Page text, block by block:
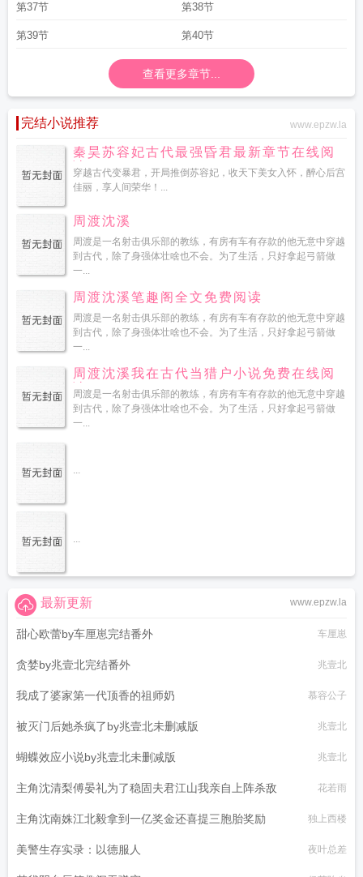
第37节 第38节
第39节 第40节
查看更多章节...
完结小说推荐 www.epzw.la
秦昊苏容妃古代最强昏君最新章节在线阅
读
穿越古代变暴君，开局推倒苏容妃，收天下美女入怀，醉心后宫
佳丽，享人间荣华！...
周渡沈溪
周渡是一名射击俱乐部的教练，有房有车有存款的他无意中穿越
到古代，除了身强体壮啥也不会。为了生活，只好拿起弓箭做
一...
周渡沈溪笔趣阁全文免费阅读
周渡是一名射击俱乐部的教练，有房有车有存款的他无意中穿越
到古代，除了身强体壮啥也不会。为了生活，只好拿起弓箭做
一...
周渡沈溪我在古代当猎户小说免费在线阅
读
周渡是一名射击俱乐部的教练，有房有车有存款的他无意中穿越
到古代，除了身强体壮啥也不会。为了生活，只好拿起弓箭做
一...
...
...
www.epzw.la
最新更新
甜心欧蕾by车厘崽完结番外 车厘崽
贪婪by兆壹北完结番外 兆壹北
我成了婆家第一代顶香的祖师奶 慕容公子
被灭门后她杀疯了by兆壹北未删减版 兆壹北
蝴蝶效应小说by兆壹北未删减版 兆壹北
主角沈清梨傅晏礼为了稳固夫君江山我亲自上阵杀敌 花若雨
主角沈南姝江北毅拿到一亿奖金还喜提三胞胎奖励 独上西楼
美警生存实录：以德服人 夜叶总差